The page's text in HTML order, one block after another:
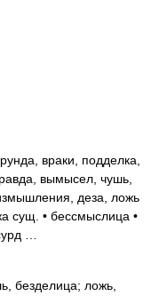
враки, подделка,
вымысел, чушь,
деза, ложь
сущ. • бессмыслица •
…
безделица; ложь,